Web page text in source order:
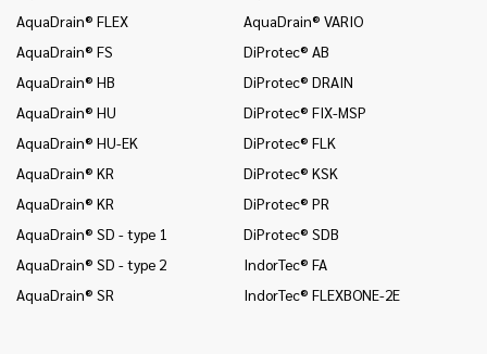
AquaDrain® FLEX
AquaDrain® FS
AquaDrain® HB
AquaDrain® HU
AquaDrain® HU-EK
AquaDrain® KR
AquaDrain® KR
AquaDrain® SD - type 1
AquaDrain® SD - type 2
AquaDrain® SR
AquaDrain® VARIO
DiProtec® AB
DiProtec® DRAIN
DiProtec® FIX-MSP
DiProtec® FLK
DiProtec® KSK
DiProtec® PR
DiProtec® SDB
IndorTec® FA
IndorTec® FLEXBONE-2E